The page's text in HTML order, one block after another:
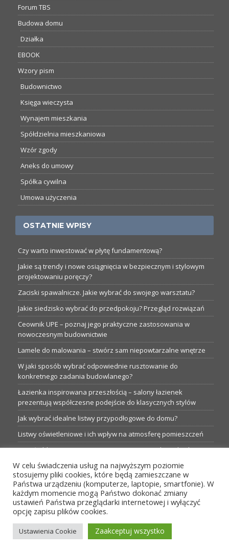
Forum TBS
Budowa domu
Działka
EBOOK
Wzory pism
Budownictwo
Księga wieczysta
Wynajem mieszkania
Spółdzielnia mieszkaniowa
Wzór zgody
Aneks do umowy
Spółka cywilna
Umowa użyczenia
OSTATNIE WPISY
Czy warto inwestować w płytę fundamentową?
Jakie są trendy i nowe osiągnięcia w bezpiecznym i stylowym
projektowaniu poręczy?
Zaciski spawalnicze. Jakie wybrać do swojego warsztatu?
Jakie siedzisko wybrać do przedpokoju? Przegląd rozwiązań
Ceownik UPE – poznaj jego praktyczne zastosowania w
nowoczesnym budownictwie
Lamele do malowania – stwórz sam niepowtarzalne wnętrze
W jaki sposób wybrać odpowiednie rusztowanie do
konkretnego zadania budowlanego?
Łazienka inspirowana przeszłością – salony łazienek
prezentują współczesne podejście do klasycznych stylów
Jak wybrać idealne listwy przypodłogowe do domu?
Listwy oświetleniowe i ich wpływ na atmosferę pomieszczeń
Garaże blaszane: Nieocenione magazyny podczas budowy
Profesjonalne hurtownie dla każdego budowlańca i instalatora
Proste metamorfozy aranżacji w łazience: 5 praktycznych
pomysłów
W celu świadczenia usług na najwyższym poziomie
stosujemy pliki cookies, które będą zamieszczane w
Państwa urządzeniu (komputerze, laptopie, smartfonie). W
każdym momencie mogą Państwo dokonać zmiany
ustawień Państwa przeglądarki internetowej i wyłączyć
opcję zapisu plików cookies.
Ustawienia Cookie Zaakceptuj wszystko